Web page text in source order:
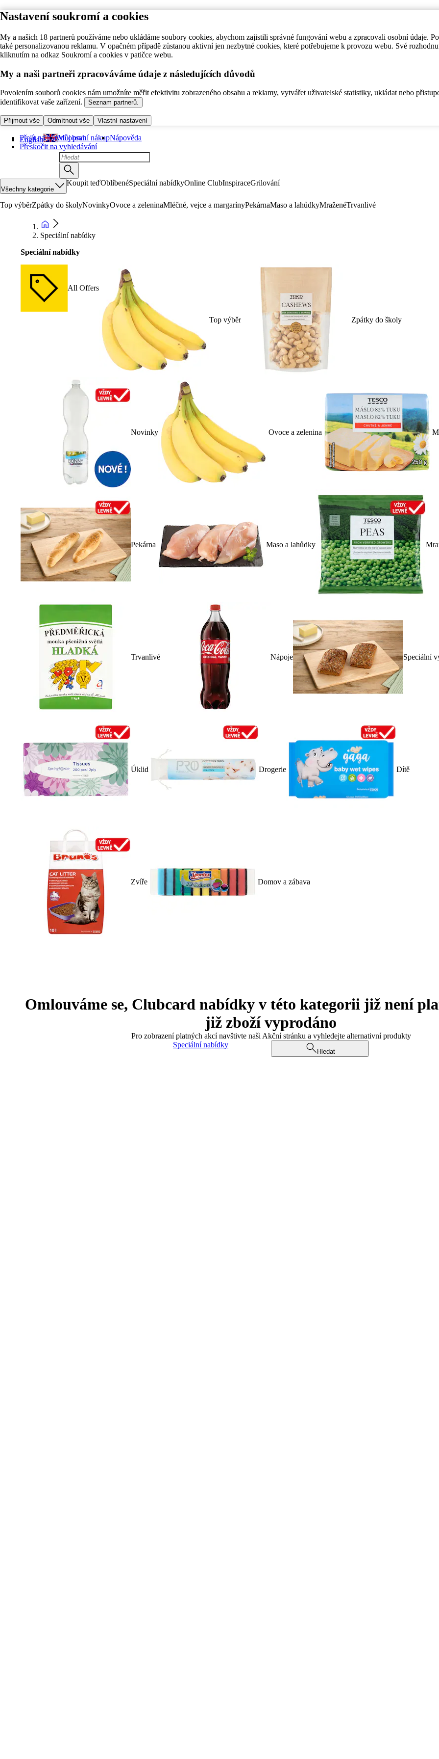
Nastavení soukromí a cookies
My a našich 18 partnerů používáme nebo ukládáme soubory cookies, abychom zajistili správné fungování webu a zpracovali osobní údaje.
také personalizovanou reklamu. V opačném případě zůstanou aktivní jen nezbytné cookies, které potřebujeme k provozu webu. Své
kliknutím na odkaz Soukromí a cookies v patičce webu.
My a naši partneři zpracováváme údaje z následujících důvodů
Povolením souborů cookies nám umožníte měřit efektivitu zobrazeného obsahu a reklamy, vytvářet uživatelské statistiky, ukládat nebo
identifikovat vaše zařízení.
Seznam partnerů.
Přijmout vše Odmítnout vše Vlastní nastavení
Přejít na hlavní obsah
Přeskočit na vyhledávání
English Můj první nákupNápověda
Všechny kategorie
Koupit teďOblíbenéSpeciální nabídkyOnline ClubInspiraceGrilování
Top výběrZpátky do školyNovinkyOvoce a zeleninaMléčné, vejce a margarínyPekárnaMaso a lahůdkyMraženéTrvanlivé
Speciální nabídky
Speciální nabídky
All Offers
Top výběr Zpátky do školy
Novinky Ovoce a zelenina
Pekárna Maso a lahůdky
Trvanlivé Nápoje Speciální
Úklid Drogerie Dítě
Zvíře Domov a zábava
Omlouváme se, Clubcard nabídky v této kategorii již není
již zboží vyprodáno
Pro zobrazení platných akcí navštivte naši Akční stránku a vyhledejte alternativní produkty
Speciální nabídky
Hledat